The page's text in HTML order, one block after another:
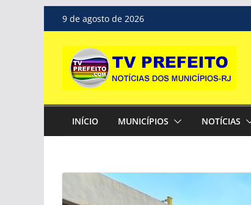
Pular
para
conteúdo
9 de agosto de 2026
INÍCIO MUNICÍPIOS NOTÍCIAS